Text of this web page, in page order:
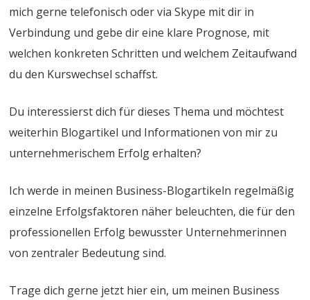
mich gerne telefonisch oder via Skype mit dir in
Verbindung und gebe dir eine klare Prognose, mit
welchen konkreten Schritten und welchem Zeitaufwand
du den Kurswechsel schaffst.
Du interessierst dich für dieses Thema und möchtest
weiterhin Blogartikel und Informationen von mir zu
unternehmerischem Erfolg erhalten?
Ich werde in meinen Business-Blogartikeln regelmäßig
einzelne Erfolgsfaktoren näher beleuchten, die für den
professionellen Erfolg bewusster Unternehmerinnen
von zentraler Bedeutung sind.
Trage dich gerne jetzt hier ein, um meinen Business